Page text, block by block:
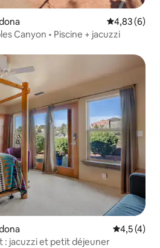
Évaluation
4,83 (6)
Canyon • Piscine + jacuzzi
Évaluation
4,5 (4)
: jacuzzi et petit déjeuner